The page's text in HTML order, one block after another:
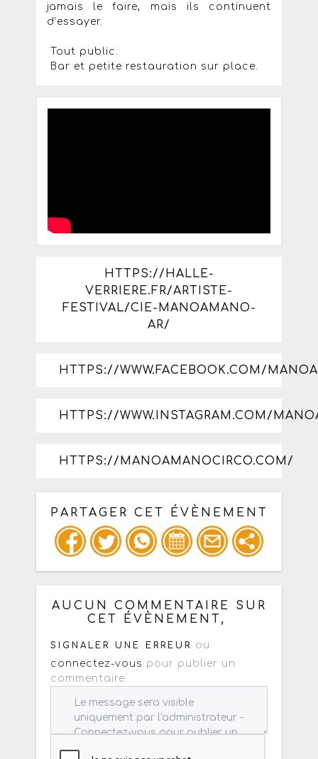
jamais le faire, mais ils continuent
d’essayer.
Tout public.
Bar et petite restauration sur place.
HTTPS://HALLE-
VERRIERE.FR/ARTISTE-
FESTIVAL/CIE-MANOAMANO-
AR/
HTTPS://WWW.FACEBOOK.COM/
HTTPS://WWW.INSTAGRAM.COM/
HTTPS://MANOAMANOCIRCO.COM/
PARTAGER CET ÉVÈNEMENT
Copiez les infos ci-dessous pour un
: mail / forum / réseau social
AUCUN COMMENTAIRE SUR
CET ÉVÈNEMENT,
SIGNALER UNE ERREUR ou
connectez-vous pour publier un
commentaire